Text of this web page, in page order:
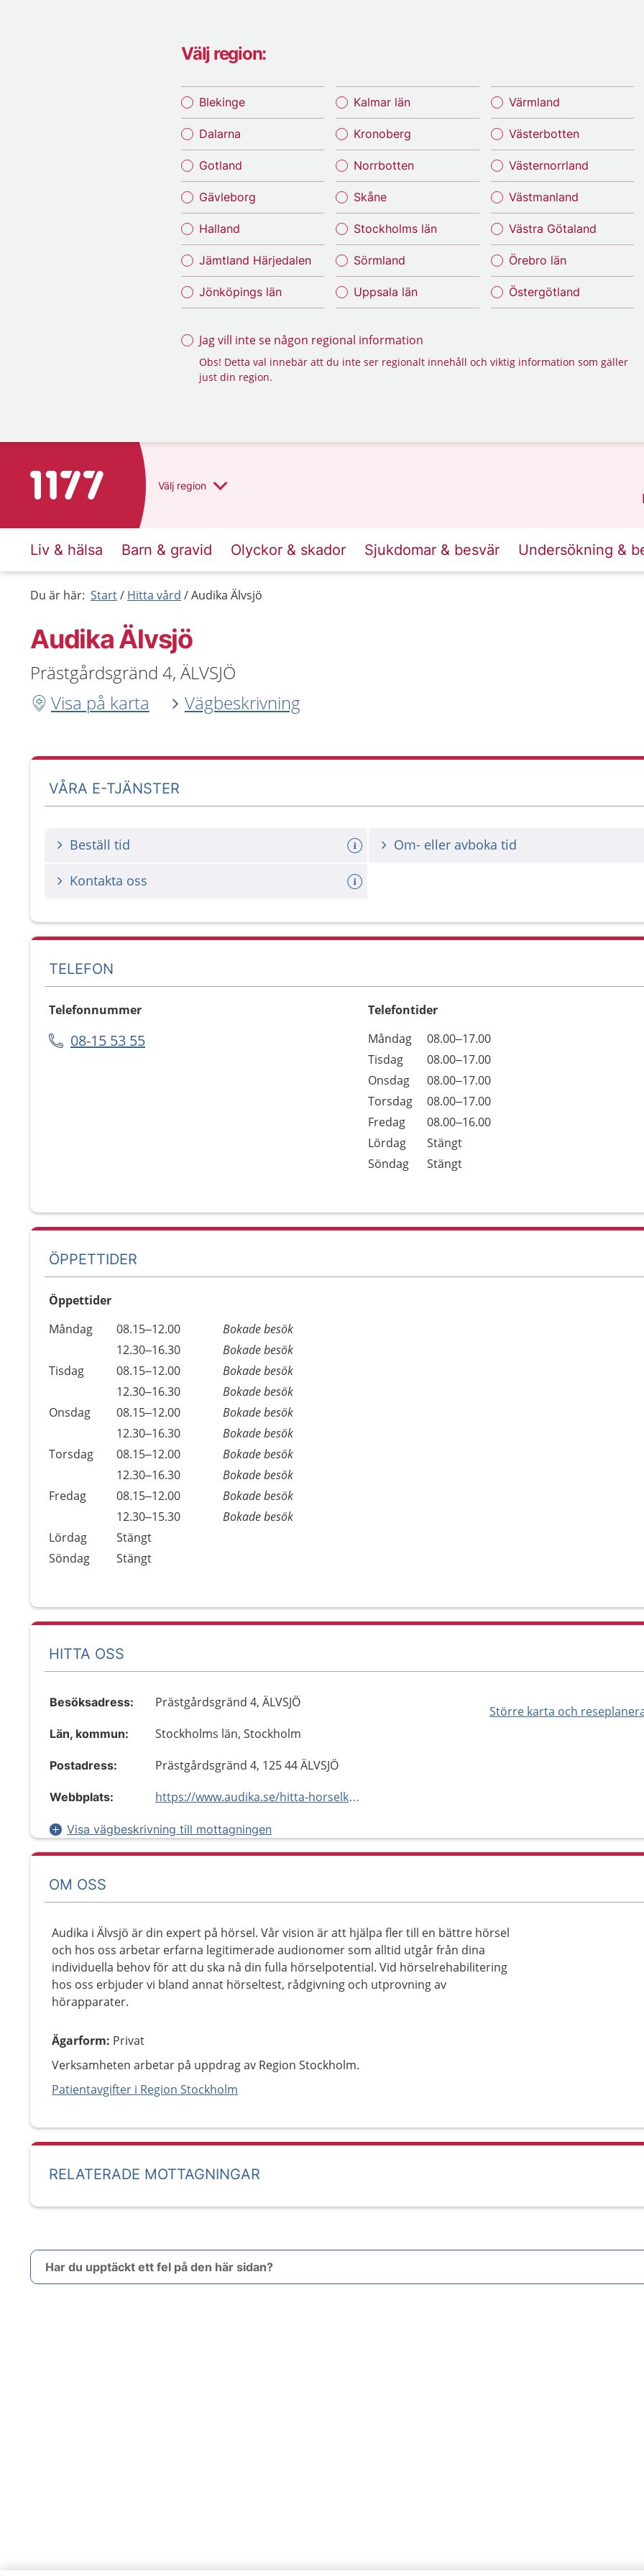
Välj region:
Blekinge
Dalarna
Gotland
Gävleborg
Halland
Jämtland Härjedalen
Jönköpings län
Kalmar län
Kronoberg
Norrbotten
Skåne
Stockholms län
Sörmland
Uppsala län
Värmland
Västerbotten
Västernorrland
Västmanland
Västra Götaland
Örebro län
Östergötland
Jag vill inte se någon regional information
Obs! Detta val innebär att du inte ser regionalt innehåll och viktig information som gäller
just din region.
Till startsidan för 1177 Välj region
Liv & hälsa Barn & gravid Olyckor & skador Sjukdomar & besvär Undersökning &
Du är här: Start Hitta vård Audika Älvsjö
Audika Älvsjö
Prästgårdsgränd 4, ÄLVSJÖ
Visa på karta
Vägbeskrivning
VÅRA E-TJÄNSTER
Beställ tid Om- eller avboka tid
Kontakta oss
TELEFON
Telefonnummer
08-15 53 55
Telefontider
Dag
Öppettider
Kommentarer
Måndag
08.00–17.00
Tisdag
08.00–17.00
Onsdag
08.00–17.00
Torsdag
08.00–17.00
Fredag
08.00–16.00
Lördag
Stängt
Söndag
Stängt
ÖPPETTIDER
Öppettider
Dag
Öppettider
Kommentarer
Måndag 08.15–12.00
Bokade besök
12.30–16.30
Bokade besök
Tisdag
08.15–12.00
Bokade besök
12.30–16.30
Bokade besök
Onsdag
08.15–12.00
Bokade besök
12.30–16.30
Bokade besök
Torsdag
08.15–12.00
Bokade besök
12.30–16.30
Bokade besök
Fredag
08.15–12.00
Bokade besök
12.30–15.30
Bokade besök
Lördag
Stängt
Söndag
Stängt
HITTA OSS
Större karta och
Besöksadress: Prästgårdsgränd 4, ÄLVSJÖ
Län, kommun: Stockholms län, Stockholm
Postadress: Prästgårdsgränd 4, 125 44 ÄLVSJÖ
Webbplats: https://www.audika.se/hitta-horselklinik/stockholm/alvsjo-region
Visa vägbeskrivning till mottagningen
OM OSS
Audika i Älvsjö är din expert på hörsel. Vår vision är att hjälpa fler till en bättre hörsel
och hos oss arbetar erfarna legitimerade audionomer som alltid utgår från dina
individuella behov för att du ska nå din fulla hörselpotential. Vid hörselrehabilitering
hos oss erbjuder vi bland annat hörseltest, rådgivning och utprovning av
hörapparater.
Ägarform: Privat
Verksamheten arbetar på uppdrag av Region Stockholm.
Patientavgifter i Region Stockholm
RELATERADE MOTTAGNINGAR
Har du upptäckt ett fel på den här sidan?